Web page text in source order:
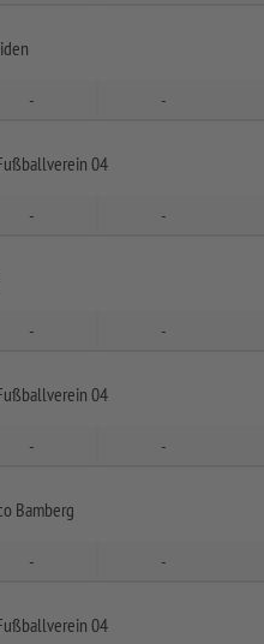
- -
04
- -
- -
04
- -
Bamberg
- -
04